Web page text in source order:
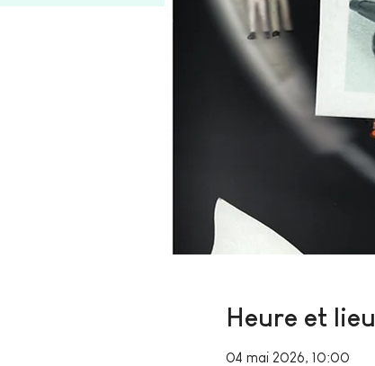
Heure et lieu
04 mai 2026, 10:00